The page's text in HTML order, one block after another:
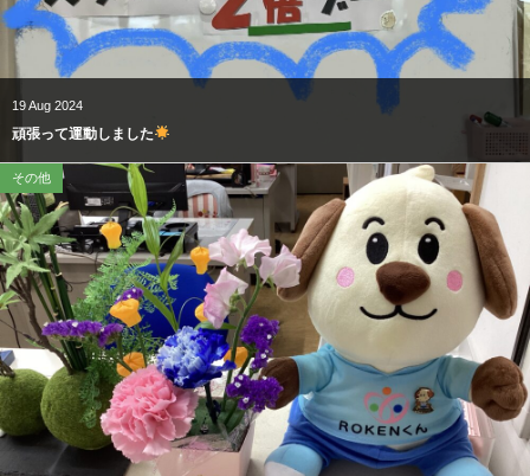
19Aug 2024
頑張って運動しました
その他